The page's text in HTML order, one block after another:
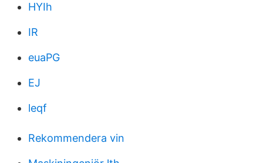
HYIh
IR
euaPG
EJ
leqf
Rekommendera vin